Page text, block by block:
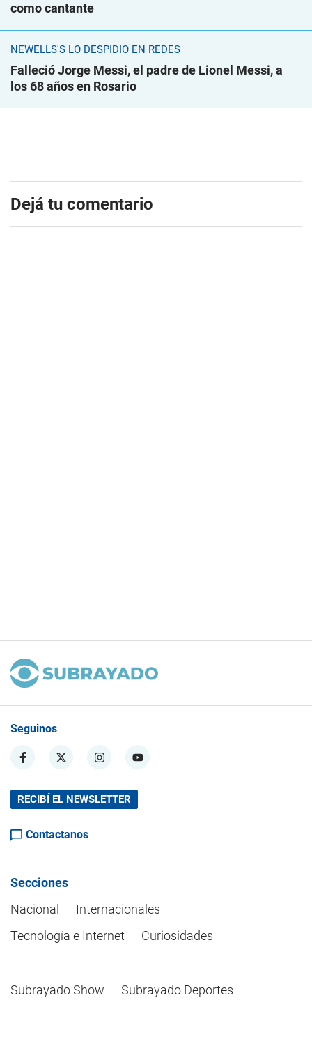
como cantante
NEWELLS'S LO DESPIDIÓ EN REDES
Falleció Jorge Messi, el padre de Lionel Messi, a
los 68 años en Rosario
Dejá tu comentario
Seguinos
RECIBÍ EL NEWSLETTER
Contactanos
Secciones
Nacional
Internacionales
Tecnología e Internet
Curiosidades
Subrayado Show Subrayado Deportes